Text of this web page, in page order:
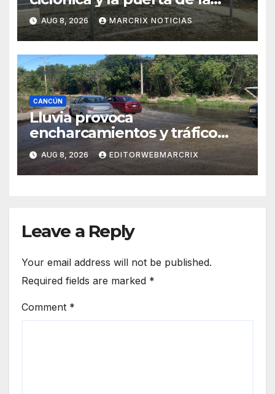
cancha de voleibol en Cancún
AUG 8, 2026 MARCRIX NOTICIAS
CANCÚN
Lluvia provoca
encharcamientos y tráfico
lento en Cancún
AUG 8, 2026 EDITORWEBMARCRIX
Leave a Reply
Your email address will not be published.
Required fields are marked *
Comment *